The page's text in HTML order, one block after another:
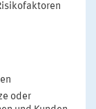
oder